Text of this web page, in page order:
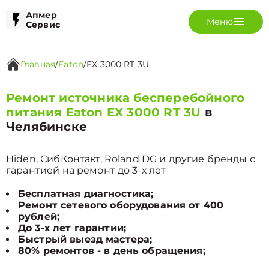
Апмер
Сервис
Меню
Главная/Eaton/EX 3000 RT 3U
Ремонт источника бесперебойного
питания Eaton EX 3000 RT 3U в
Челябинске
Hiden, СибКонтакт, Roland DG и другие бренды с
гарантией на ремонт до 3-х лет
Бесплатная диагностика;
Ремонт сетевого оборудования от 400
рублей;
До 3-х лет гарантии;
Быстрый выезд мастера;
80% ремонтов - в день обращения;